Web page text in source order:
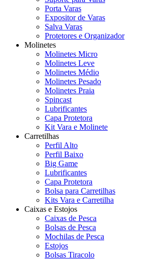
Porta Varas
Expositor de Varas
Salva Varas
Protetores e Organizador
Molinetes
Molinetes Micro
Molinetes Leve
Molinetes Médio
Molinetes Pesado
Molinetes Praia
Spincast
Lubrificantes
Capa Protetora
Kit Vara e Molinete
Carretilhas
Perfil Alto
Perfil Baixo
Big Game
Lubrificantes
Capa Protetora
Bolsa para Carretilhas
Kits Vara e Carretilha
Caixas e Estojos
Caixas de Pesca
Bolsas de Pesca
Mochilas de Pesca
Estojos
Bolsas Tiracolo